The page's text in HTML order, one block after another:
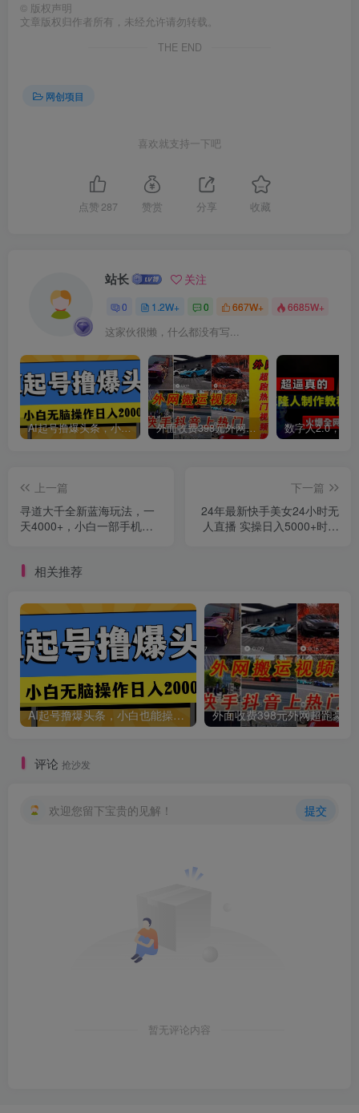
© 版权声明
文章版权归作者所有，未经允许请勿转载。
THE END
网创项目
喜欢就支持一下吧
点赞 287 赞赏 分享 收藏
站长 关注
0 1.2W+ 0 667W+ 6685W+
这家伙很懒，什么都没有写...
AI起号撸爆头条，小白也能操作，日入2000+ 外面收费398元外网超跑豪车汽车视频搬运至快手抖音上热门项目
上一篇
寻道大千全新蓝海玩法，一
天4000+，小白一部手机即
下一篇
24年最新快手美女24小时无
人直播 实操日入5000+时时
相关推荐
AI起号撸爆头条，小白也能操作，日入2000+
评论 抢沙发
欢迎您留下宝贵的见解！ 提交
暂无评论内容